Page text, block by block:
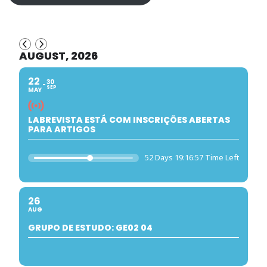
AUGUST, 2026
22
MAY
30
SEP
LABREVISTA ESTÁ COM INSCRIÇÕES ABERTAS
PARA ARTIGOS
52 Days 19:16:57 Time Left
26
AUG
GRUPO DE ESTUDO: GE02 04